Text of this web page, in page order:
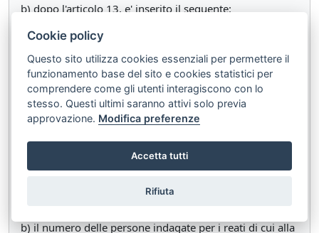
b) dopo l'articolo 13, e' inserito il seguente:
«Art. 13-bis. (Raccolta di dati a fini statistici e di
monitoraggio). - 1. Il coordinatore nazionale anti-tratta
trasmette, entro il 31 dicembre di ciascun anno, alla
Commissione europea i seguenti dati statistici relativi
all'anno precedente:
presunte, dei reati di cui agli articoli 600 e 601 del
codice penale, disaggregato in base al sesso, alla
b) il numero delle persone indagate per i reati di cui alla
Cookie policy
Questo sito utilizza cookies essenziali per permettere il
funzionamento base del sito e cookies statistici per
comprendere come gli utenti interagiscono con lo
stesso. Questi ultimi saranno attivi solo previa
approvazione. Modifica preferenze
Accetta tutti
Rifiuta